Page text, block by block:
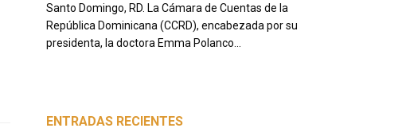
Santo Domingo, RD. La Cámara de Cuentas de la
República Dominicana (CCRD), encabezada por su
presidenta, la doctora Emma Polanco...
ENTRADAS RECIENTES